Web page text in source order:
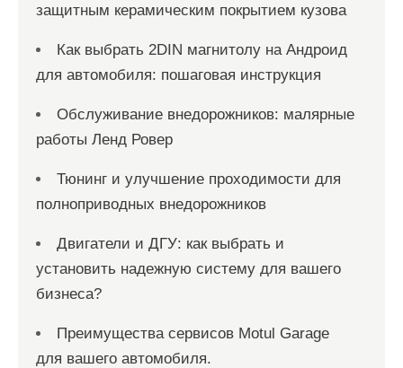
защитным керамическим покрытием кузова
Как выбрать 2DIN магнитолу на Андроид
для автомобиля: пошаговая инструкция
Обслуживание внедорожников: малярные
работы Ленд Ровер
Тюнинг и улучшение проходимости для
полноприводных внедорожников
Двигатели и ДГУ: как выбрать и
установить надежную систему для вашего
бизнеса?
Преимущества сервисов Motul Garage
для вашего автомобиля.